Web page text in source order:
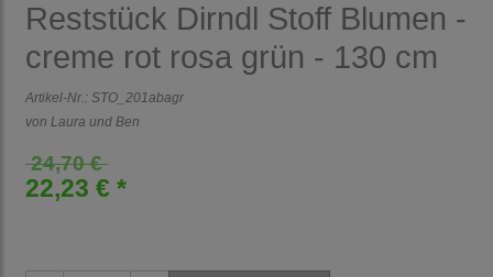
Reststück Dirndl Stoff Blumen -
creme rot rosa grün - 130 cm
Artikel-Nr.: STO_201abagr
von Laura und Ben
24,70 €
22,23 € *